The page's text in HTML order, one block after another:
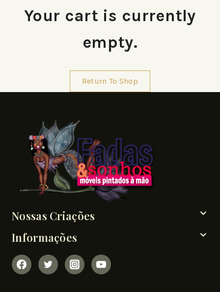
Your cart is currently
empty.
Return To Shop
Nossas Criações
Informações